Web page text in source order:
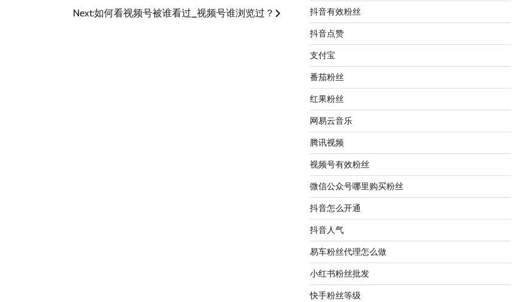
Next:如何看视频号被谁看过_视频号谁浏览过？
抖音有效粉丝
抖音点赞
支付宝
番茄粉丝
红果粉丝
网易云音乐
腾讯视频
视频号有效粉丝
微信公众号哪里购买粉丝
抖音怎么开通
抖音人气
易车粉丝代理怎么做
小红书粉丝批发
快手粉丝等级